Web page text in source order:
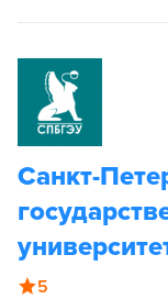
Санкт-
5